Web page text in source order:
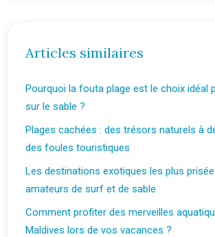
Articles similaires
Pourquoi la fouta plage est le choix idéal
sur le sable ?
Plages cachées : des trésors naturels à
des foules touristiques
Les destinations exotiques les plus
amateurs de surf et de sable
Comment profiter des merveilles
Maldives lors de vos vacances ?